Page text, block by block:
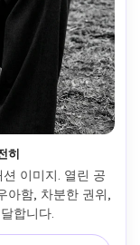
히
이미지. 열린 공
아함, 차분한 권위,
합니다.